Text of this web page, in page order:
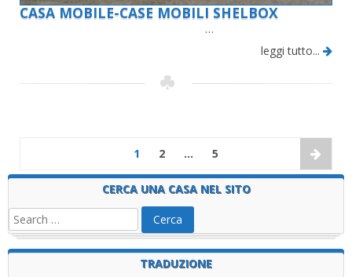
CASA MOBILE-CASE MOBILI SHELBOX
…
leggi tutto...
1 2 … 5
CERCA UNA CASA NEL SITO
TRADUZIONE